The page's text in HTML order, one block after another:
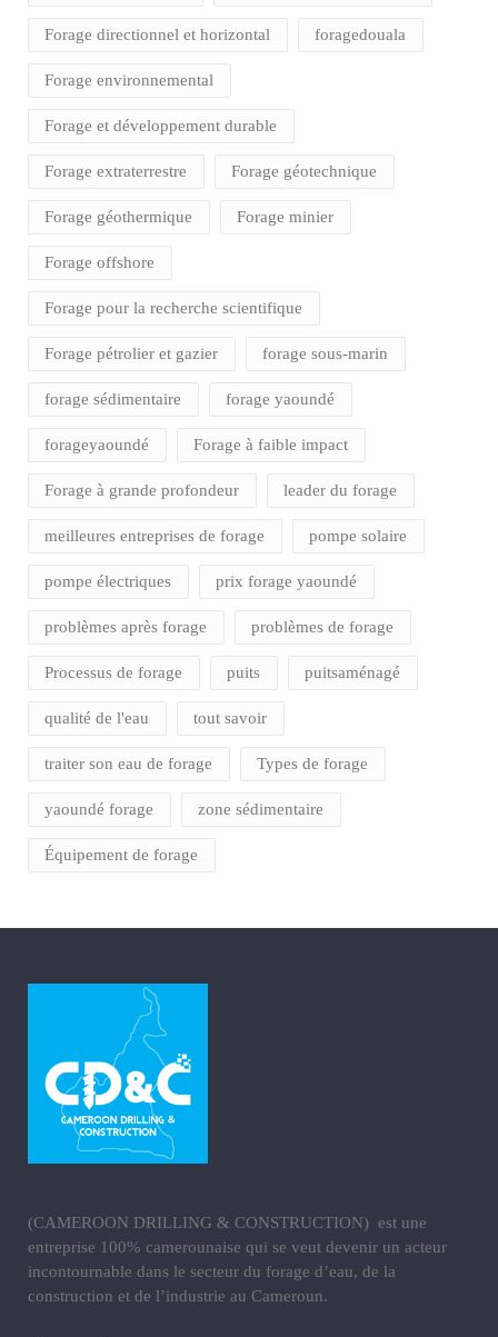
Forage directionnel et horizontal foragedouala
Forage environnemental
Forage et développement durable
Forage extraterrestre Forage géotechnique
Forage géothermique Forage minier
Forage offshore
Forage pour la recherche scientifique
Forage pétrolier et gazier forage sous-marin
forage sédimentaire forage yaoundé
forageyaoundé Forage à faible impact
Forage à grande profondeur leader du forage
meilleures entreprises de forage pompe solaire
pompe électriques prix forage yaoundé
problèmes après forage problèmes de forage
Processus de forage puits puitsaménagé
qualité de l'eau tout savoir
traiter son eau de forage Types de forage
yaoundé forage zone sédimentaire
Équipement de forage
(CAMEROON DRILLING & CONSTRUCTION) est une
entreprise 100% camerounaise qui se veut devenir un acteur
incontournable dans le secteur du forage d’eau, de la
construction et de l’industrie au Cameroun.